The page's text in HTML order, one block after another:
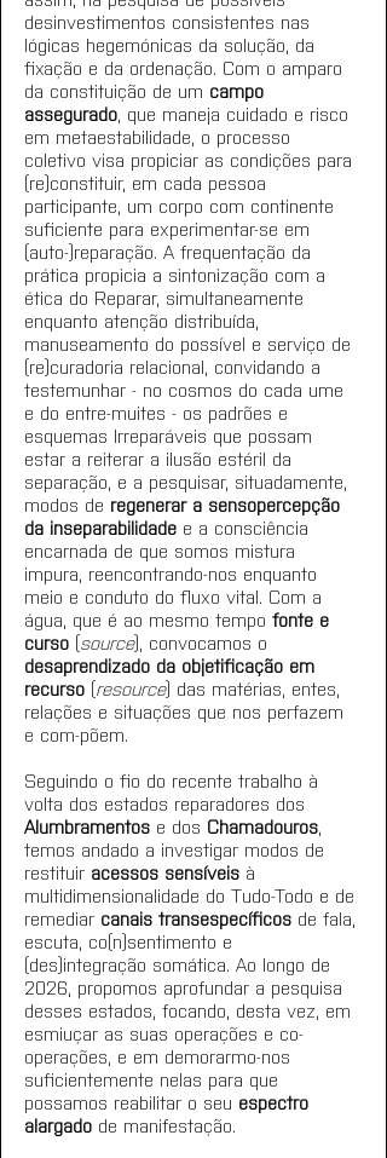
desinvestimentos consistentes nas
lógicas hegemónicas da solução, da
fixação e da ordenação. Com o amparo
da constituição de um campo
assegurado, que maneja cuidado e risco
em metaestabilidade, o processo
coletivo visa propiciar as condições para
(re)constituir, em cada pessoa
participante, um corpo com continente
suficiente para experimentar-se em
(auto-)reparação. A frequentação da
prática propicia a sintonização com a
ética do Reparar, simultaneamente
enquanto atenção distribuída,
manuseamento do possível e serviço de
(re)curadoria relacional, convidando a
testemunhar - no cosmos do cada ume
e do entre-muites - os padrões e
esquemas Irreparáveis que possam
estar a reiterar a ilusão estéril da
separação, e a pesquisar, situadamente,
modos de regenerar a sensopercepção
da inseparabilidade e a consciência
encarnada de que somos mistura
impura, reencontrando-nos enquanto
meio e conduto do fluxo vital. Com a
água, que é ao mesmo tempo fonte e
curso (source), convocamos o
desaprendizado da objetificação em
recurso (resource) das matérias, entes,
relações e situações que nos perfazem
e com-põem.
Seguindo o fio do recente trabalho à
volta dos estados reparadores dos
Alumbramentos e dos Chamadouros,
temos andado a investigar modos de
restituir acessos sensíveis à
multidimensionalidade do Tudo-Todo e de
remediar canais transespecíficos de fala,
escuta, co(n)sentimento e
(des)integração somática. Ao longo de
2026, propomos aprofundar a pesquisa
desses estados, focando, desta vez, em
esmiuçar as suas operações e co-
operações, e em demorarmo-nos
suficientemente nelas para que
possamos reabilitar o seu espectro
alargado de manifestação.